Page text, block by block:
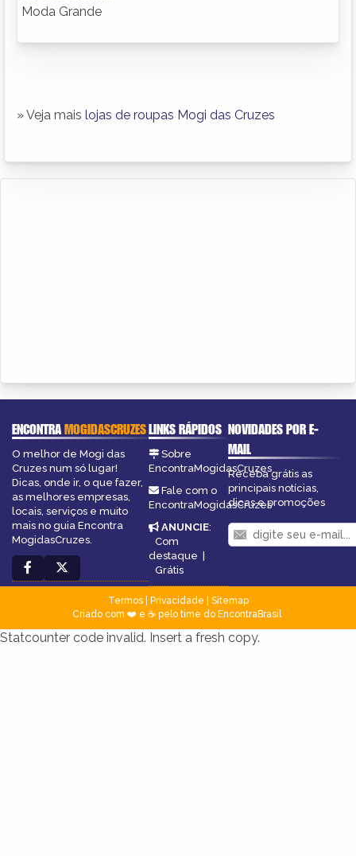
Moda Grande
» Veja mais lojas de roupas Mogi das Cruzes
ENCONTRAMOGIDASCRUZES
O melhor de Mogi das
Cruzes num só lugar!
Dicas, onde ir, o que fazer,
as melhores empresas,
locais, serviços e muito
mais no guia Encontra
MogidasCruzes.
LINKS RÁPIDOS
Sobre
EncontraMogidasCruzes
Fale com o
EncontraMogidasCruzes
ANUNCIE:
Com
destaque |
Grátis
NOVIDADES POR E-
MAIL
Receba grátis as
principais notícias,
dicas e promoções
Termos| Privacidade
Sitemap
Criado com ❤️ e ☕ pelo time do EncontraBrasil
Statcounter code invalid. Insert a fresh copy.